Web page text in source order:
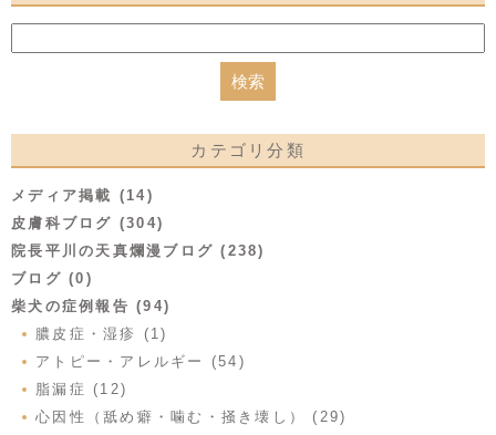
カテゴリ分類
メディア掲載 (14)
皮膚科ブログ (304)
院長平川の天真爛漫ブログ (238)
ブログ (0)
柴犬の症例報告 (94)
膿皮症・湿疹 (1)
アトピー・アレルギー (54)
脂漏症 (12)
心因性（舐め癖・噛む・掻き壊し） (29)